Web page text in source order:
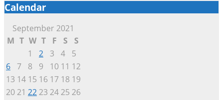
Calendar
September 2021
M T W T F S
S
1
2 3 4
5
6
7 8 9 10 11 12
13 14 15 16 17 18 19
20 21 22 23 24 25 26